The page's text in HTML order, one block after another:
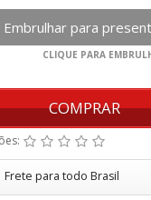
COMPRAR
Frete para todo Brasil